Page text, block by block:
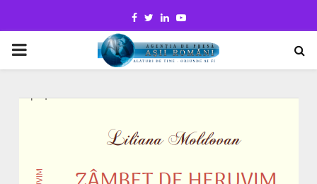
Facebook
TwitterLinkedinYoutube
PRIMARY